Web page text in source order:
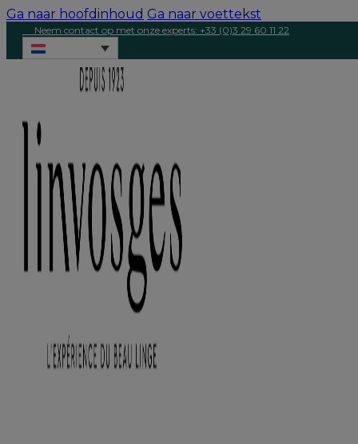
Ga naar hoofdinhoud Ga naar voettekst
Neem contact op met onze experts: +33 (0)3 29 60 11 22